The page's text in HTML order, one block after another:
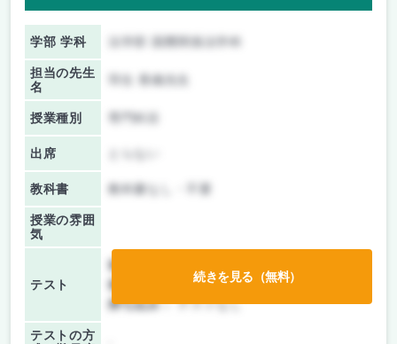
学部 学科
担当の先生
名
羽生 香織先生
授業種別
出席
教科書 教科書なし・不要
授業の雰囲
気
テスト
前期/中間：
後期/期末：
レポートのみ
持ち込み：テストなし
テストの方
続きを見る（無料）